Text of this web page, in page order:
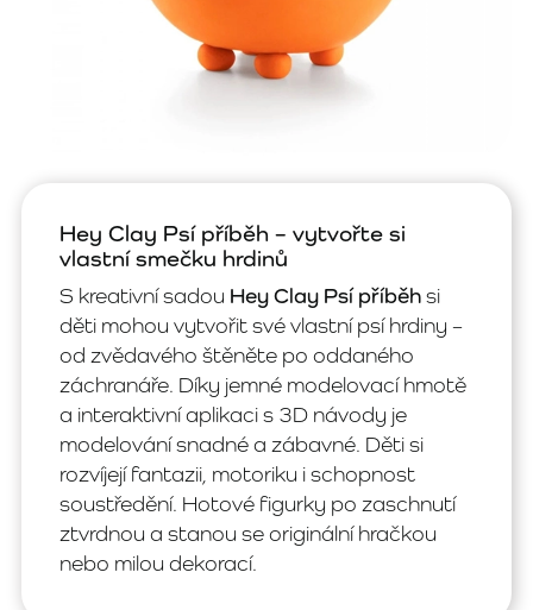
Hey Clay Psí příběh – vytvořte si
vlastní smečku hrdinů
S kreativní sadou Hey Clay Psí příběhsi
děti mohou vytvořit své vlastní psí hrdiny –
od zvědavého štěněte po oddaného
záchranáře. Díky jemné modelovací hmotě
a interaktivní aplikaci s 3D návody je
modelování snadné a zábavné. Děti si
rozvíjejí fantazii, motoriku i schopnost
soustředění. Hotové figurky po zaschnutí
ztvrdnou a stanou se originální hračkou
nebo milou dekorací.